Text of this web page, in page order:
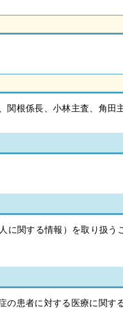
関根係長、小林主査、角田
に関する情報）を取り扱う
の患者に対する医療に関